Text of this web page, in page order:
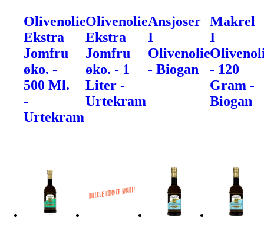
Olivenolie
Ekstra
Jomfru
øko. -
500 Ml.
-
Urtekram
Olivenolie
Ekstra
Jomfru
øko. - 1
Liter -
Urtekram
Ansjoser
I
Olivenolie
- Biogan
Makrel
I
- 120
Gram -
Biogan